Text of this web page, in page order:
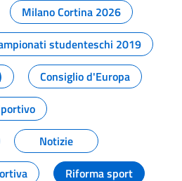
Milano Cortina 2026
studenteschi 2019
Consiglio d'Europa
Notizie
Riforma sport